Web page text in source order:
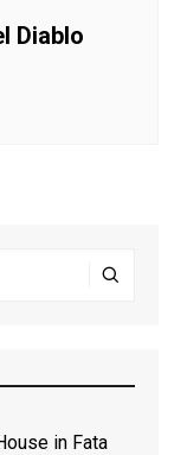
Diablo
in Fata